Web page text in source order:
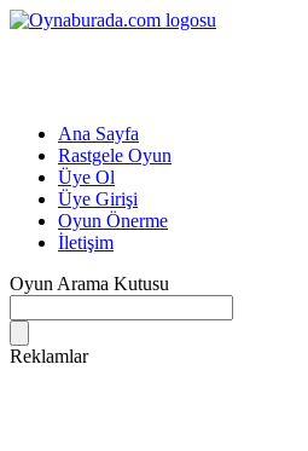
Ana Sayfa
Rastgele Oyun
Üye Ol
Üye Girişi
Oyun Önerme
İletişim
Oyun Arama Kutusu
Reklamlar